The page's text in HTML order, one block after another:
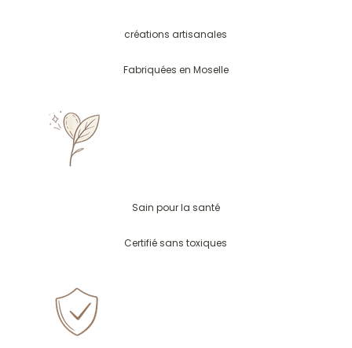
créations artisanales
Fabriquées en Moselle
Sain pour la santé
Certifié sans toxiques